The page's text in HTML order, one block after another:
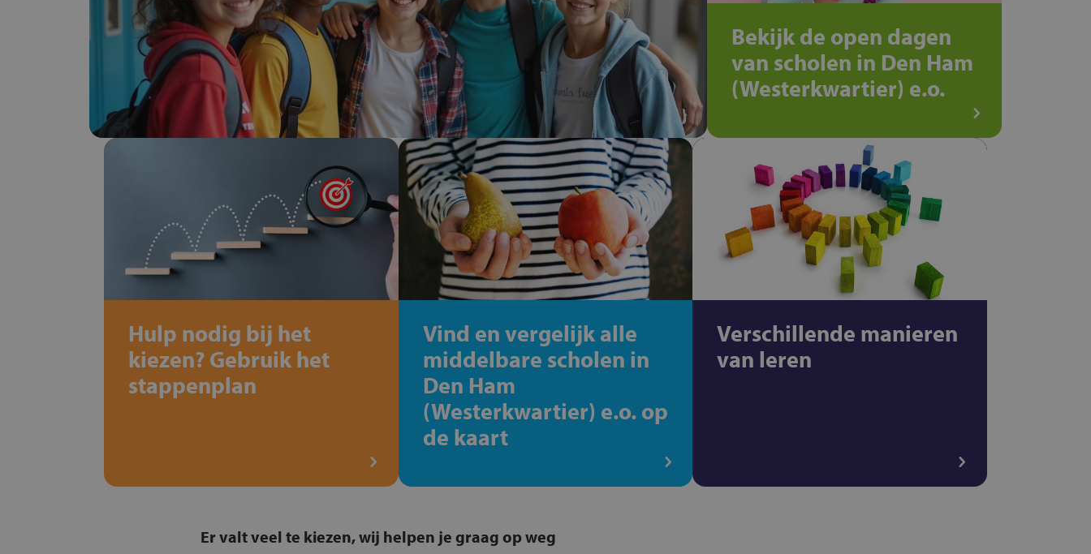
Bekijk de open dagen
van scholen in Den Ham
(Westerkwartier) e.o.
Hulp nodig bij het
kiezen? Gebruik het
stappenplan
Vind en vergelijk alle
middelbare scholen in
Den Ham
(Westerkwartier) e.o. op
de kaart
Verschillende manieren
van leren
Er valt veel te kiezen, wij helpen je graag op weg